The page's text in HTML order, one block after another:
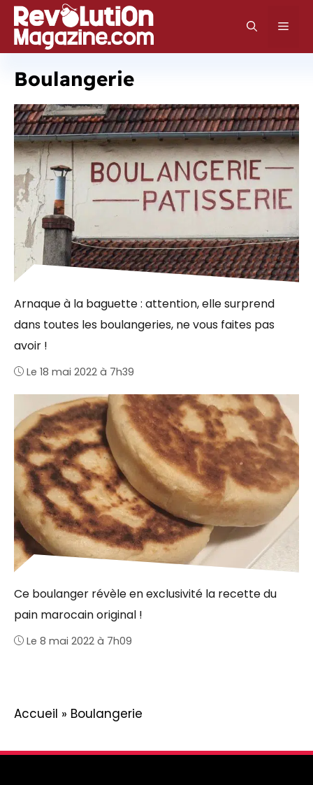
Aller
au
contenu
Boulangerie
Arnaque à la baguette : attention, elle surprend
dans toutes les boulangeries, ne vous faites pas
avoir !
Le 18 mai 2022 à 7h39
Ce boulanger révèle en exclusivité la recette du
pain marocain original !
Le 8 mai 2022 à 7h09
Accueil » Boulangerie